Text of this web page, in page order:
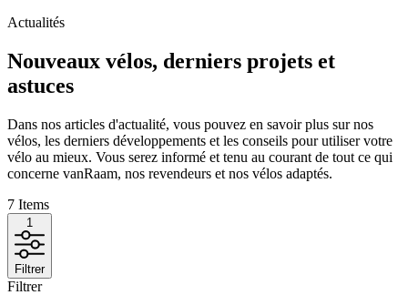
Actualités
Nouveaux vélos, derniers projets et
astuces
Dans nos articles d'actualité, vous pouvez en savoir plus sur nos
vélos, les derniers développements et les conseils pour utiliser votre
vélo au mieux. Vous serez informé et tenu au courant de tout ce qui
concerne vanRaam, nos revendeurs et nos vélos adaptés.
7 Items
1
Filtrer
Filtrer